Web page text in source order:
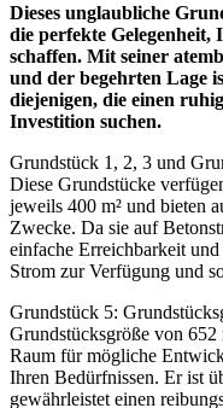
Dieses unglaubliche
die perfekte Gelegenheit,
schaffen. Mit seiner
und der begehrten Lage
diejenigen, die einen
Investition suchen.
Grundstück 1, 2, 3 und
Diese Grundstücke
jeweils 400 m² und bieten
Zwecke. Da sie auf
einfache Erreichbarkeit
Strom zur Verfügung und
Grundstück 5:
Grundstücksgröße von 652
Raum für mögliche
Ihren Bedürfnissen. Er ist
gewährleistet einen